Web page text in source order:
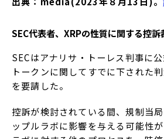
SEC代表者、XRPの性質に関する控訴
SECはアナリサ・トーレス判事に
トークンに関してすでに下された
を要請した。
控訴が検討されている間、規制当
ップルラボに影響を与える可能性